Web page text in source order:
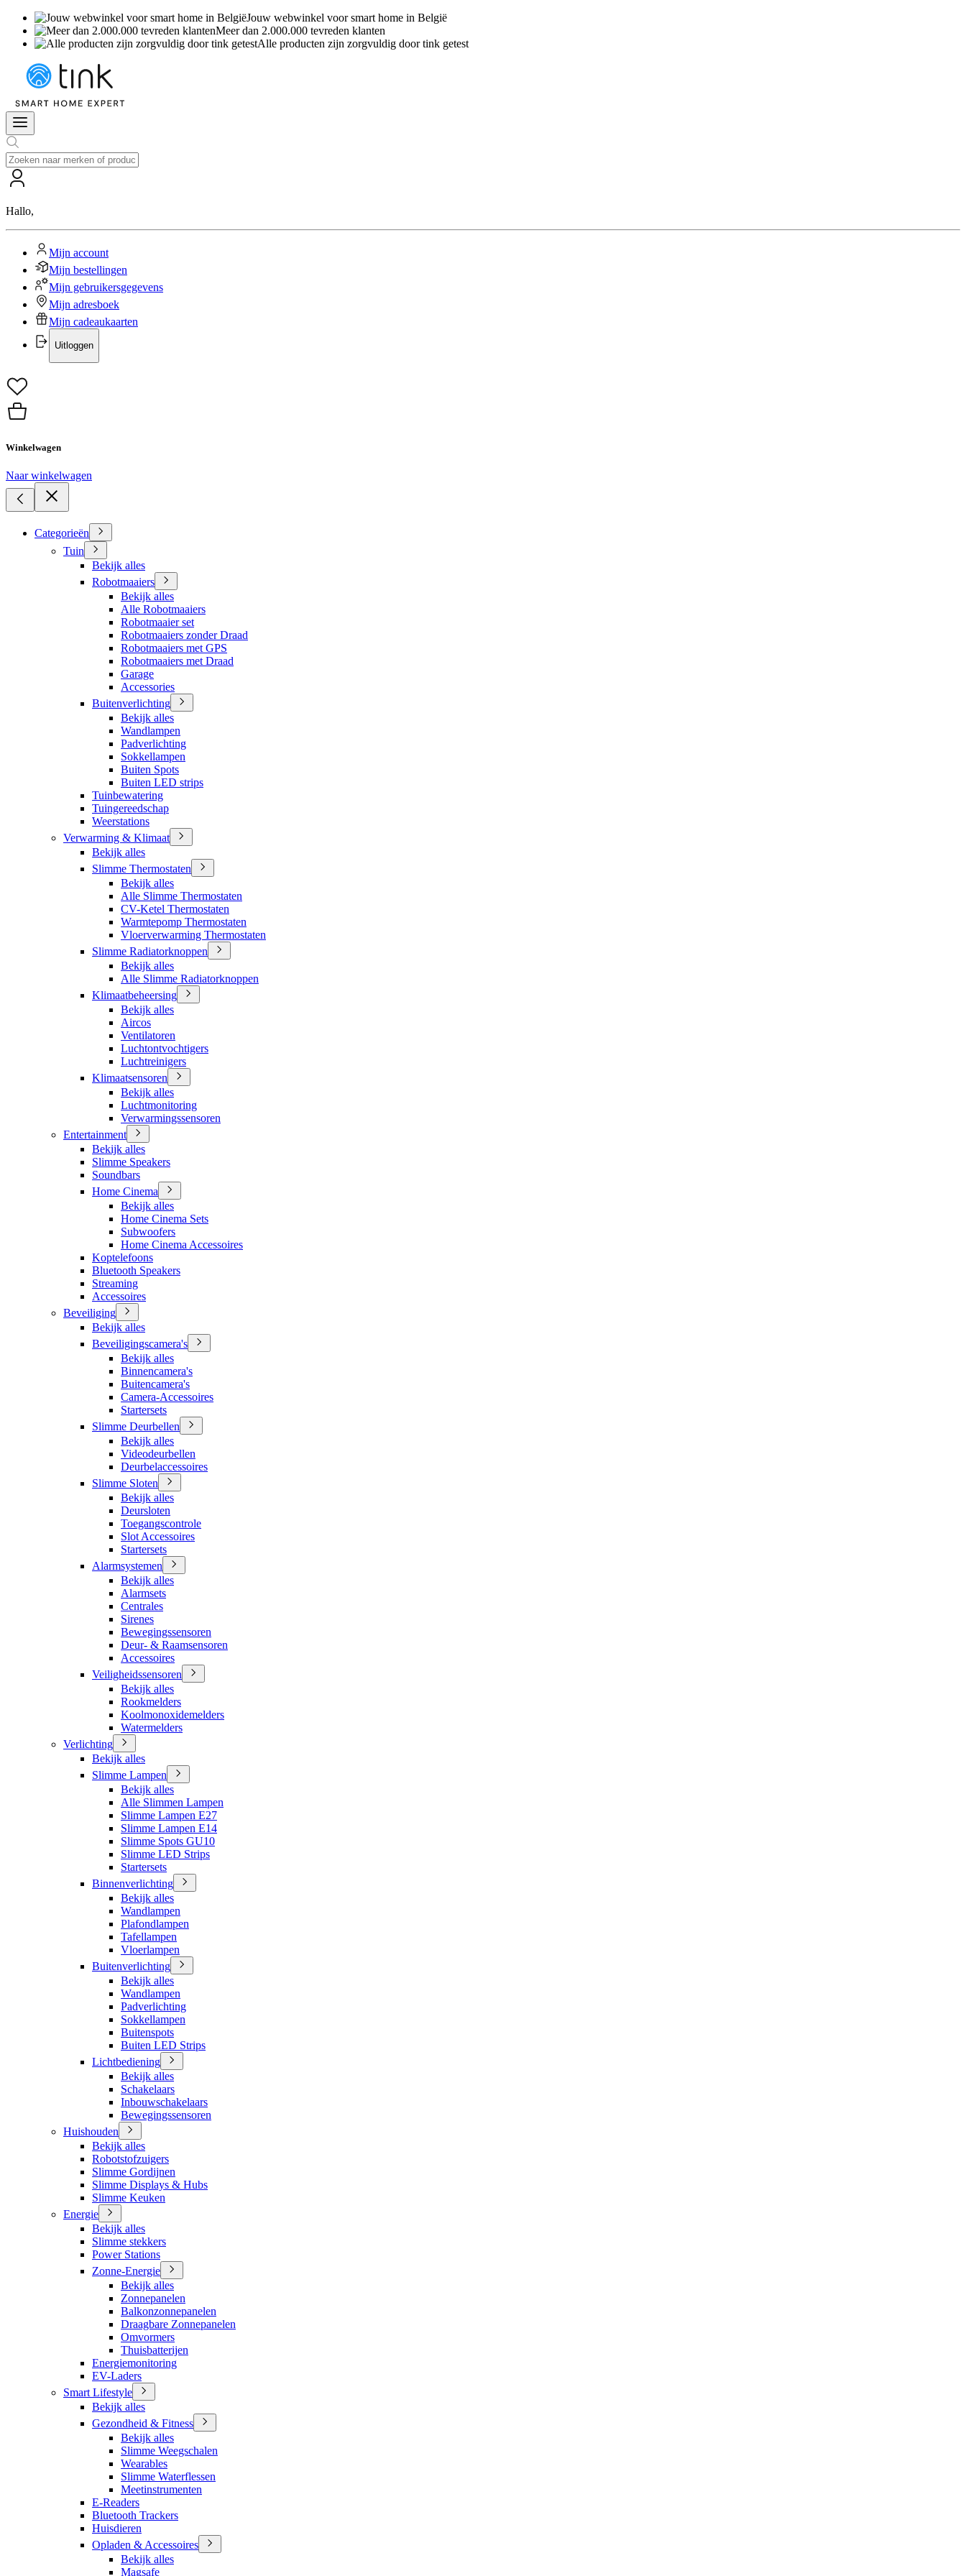
Jouw webwinkel voor smart home in België
Meer dan 2.000.000 tevreden klanten
Alle producten zijn zorgvuldig door tink getest
Hallo,
Mijn account
Mijn bestellingen
Mijn gebruikersgegevens
Mijn adresboek
Mijn cadeaukaarten
Uitloggen
Winkelwagen
Naar winkelwagen
Categorieën
Tuin
Bekijk alles
Robotmaaiers
Bekijk alles
Alle Robotmaaiers
Robotmaaier set
Robotmaaiers zonder Draad
Robotmaaiers met GPS
Robotmaaiers met Draad
Garage
Accessories
Buitenverlichting
Bekijk alles
Wandlampen
Padverlichting
Sokkellampen
Buiten Spots
Buiten LED strips
Tuinbewatering
Tuingereedschap
Weerstations
Verwarming & Klimaat
Bekijk alles
Slimme Thermostaten
Bekijk alles
Alle Slimme Thermostaten
CV-Ketel Thermostaten
Warmtepomp Thermostaten
Vloerverwarming Thermostaten
Slimme Radiatorknoppen
Bekijk alles
Alle Slimme Radiatorknoppen
Klimaatbeheersing
Bekijk alles
Aircos
Ventilatoren
Luchtontvochtigers
Luchtreinigers
Klimaatsensoren
Bekijk alles
Luchtmonitoring
Verwarmingssensoren
Entertainment
Bekijk alles
Slimme Speakers
Soundbars
Home Cinema
Bekijk alles
Home Cinema Sets
Subwoofers
Home Cinema Accessoires
Koptelefoons
Bluetooth Speakers
Streaming
Accessoires
Beveiliging
Bekijk alles
Beveiligingscamera's
Bekijk alles
Binnencamera's
Buitencamera's
Camera-Accessoires
Startersets
Slimme Deurbellen
Bekijk alles
Videodeurbellen
Deurbelaccessoires
Slimme Sloten
Bekijk alles
Deursloten
Toegangscontrole
Slot Accessoires
Startersets
Alarmsystemen
Bekijk alles
Alarmsets
Centrales
Sirenes
Bewegingssensoren
Deur- & Raamsensoren
Accessoires
Veiligheidssensoren
Bekijk alles
Rookmelders
Koolmonoxidemelders
Watermelders
Verlichting
Bekijk alles
Slimme Lampen
Bekijk alles
Alle Slimmen Lampen
Slimme Lampen E27
Slimme Lampen E14
Slimme Spots GU10
Slimme LED Strips
Startersets
Binnenverlichting
Bekijk alles
Wandlampen
Plafondlampen
Tafellampen
Vloerlampen
Buitenverlichting
Bekijk alles
Wandlampen
Padverlichting
Sokkellampen
Buitenspots
Buiten LED Strips
Lichtbediening
Bekijk alles
Schakelaars
Inbouwschakelaars
Bewegingssensoren
Huishouden
Bekijk alles
Robotstofzuigers
Slimme Gordijnen
Slimme Displays & Hubs
Slimme Keuken
Energie
Bekijk alles
Slimme stekkers
Power Stations
Zonne-Energie
Bekijk alles
Zonnepanelen
Balkonzonnepanelen
Draagbare Zonnepanelen
Omvormers
Thuisbatterijen
Energiemonitoring
EV-Laders
Smart Lifestyle
Bekijk alles
Gezondheid & Fitness
Bekijk alles
Slimme Weegschalen
Wearables
Slimme Waterflessen
Meetinstrumenten
E-Readers
Bluetooth Trackers
Huisdieren
Opladen & Accessoires
Bekijk alles
Magsafe